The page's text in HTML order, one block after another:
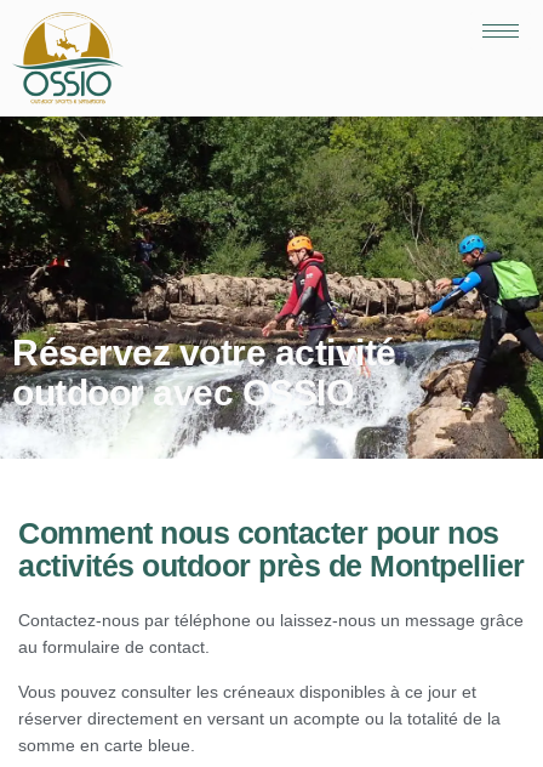
Réservez votre activité
outdoor avec OSSIO
Comment nous contacter pour nos
activités outdoor près de Montpellier
Contactez-nous par téléphone ou laissez-nous un message grâce
au formulaire de contact.
Vous pouvez consulter les créneaux disponibles à ce jour et
réserver directement en versant un acompte ou la totalité de la
somme en carte bleue.